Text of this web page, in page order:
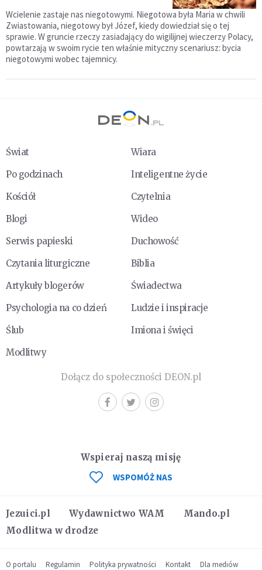
Wcielenie zastaje nas niegotowymi. Niegotowa była Maria w chwili
Zwiastowania, niegotowy był Józef, kiedy dowiedział się o tej
sprawie. W gruncie rzeczy zasiadający do wigilijnej wieczerzy Polacy,
powtarzają w swoim rycie ten właśnie mityczny scenariusz: bycia
niegotowymi wobec tajemnicy.
Świat
Wiara
Po godzinach
Inteligentne życie
Kościół
Czytelnia
Blogi
Wideo
Serwis papieski
Duchowość
Czytania liturgiczne
Biblia
Artykuły blogerów
Świadectwa
Psychologia na co dzień
Ludzie i inspiracje
Ślub
Imiona i święci
Modlitwy
Dołącz do społeczności DEON.pl
Jezuici.pl Wydawnictwo WAM
Mando.pl
Modlitwa w drodze
Wspieraj naszą misję
WSPOMÓŻ NAS
O portalu Regulamin Polityka prywatności Kontakt Dla mediów